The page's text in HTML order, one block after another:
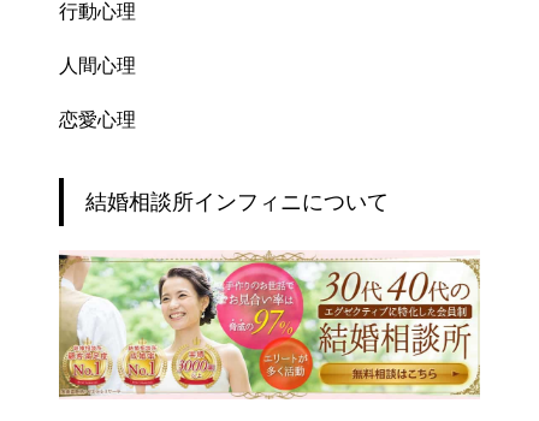
行動心理
人間心理
恋愛心理
結婚相談所インフィニについて